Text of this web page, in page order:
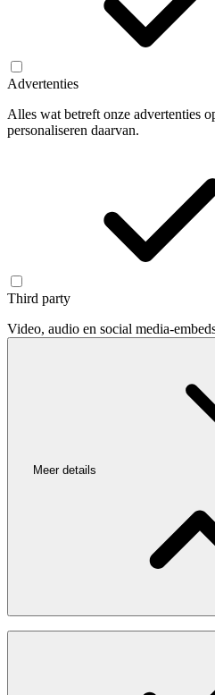
Advertenties
Alles wat betreft onze advertenties
personaliseren daarvan.
Third party
Video, audio en social media-
Meer details